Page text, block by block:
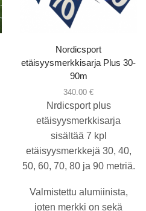
Nordicsport
etäisyysmerkkisarja Plus 30-
90m
340.00 €
Nrdicsport plus
etäisyysmerkkisarja
sisältää 7 kpl
etäisyysmerkkejä 30, 40,
50, 60, 70, 80 ja 90 metriä.
Valmistettu alumiinista,
joten merkki on sekä